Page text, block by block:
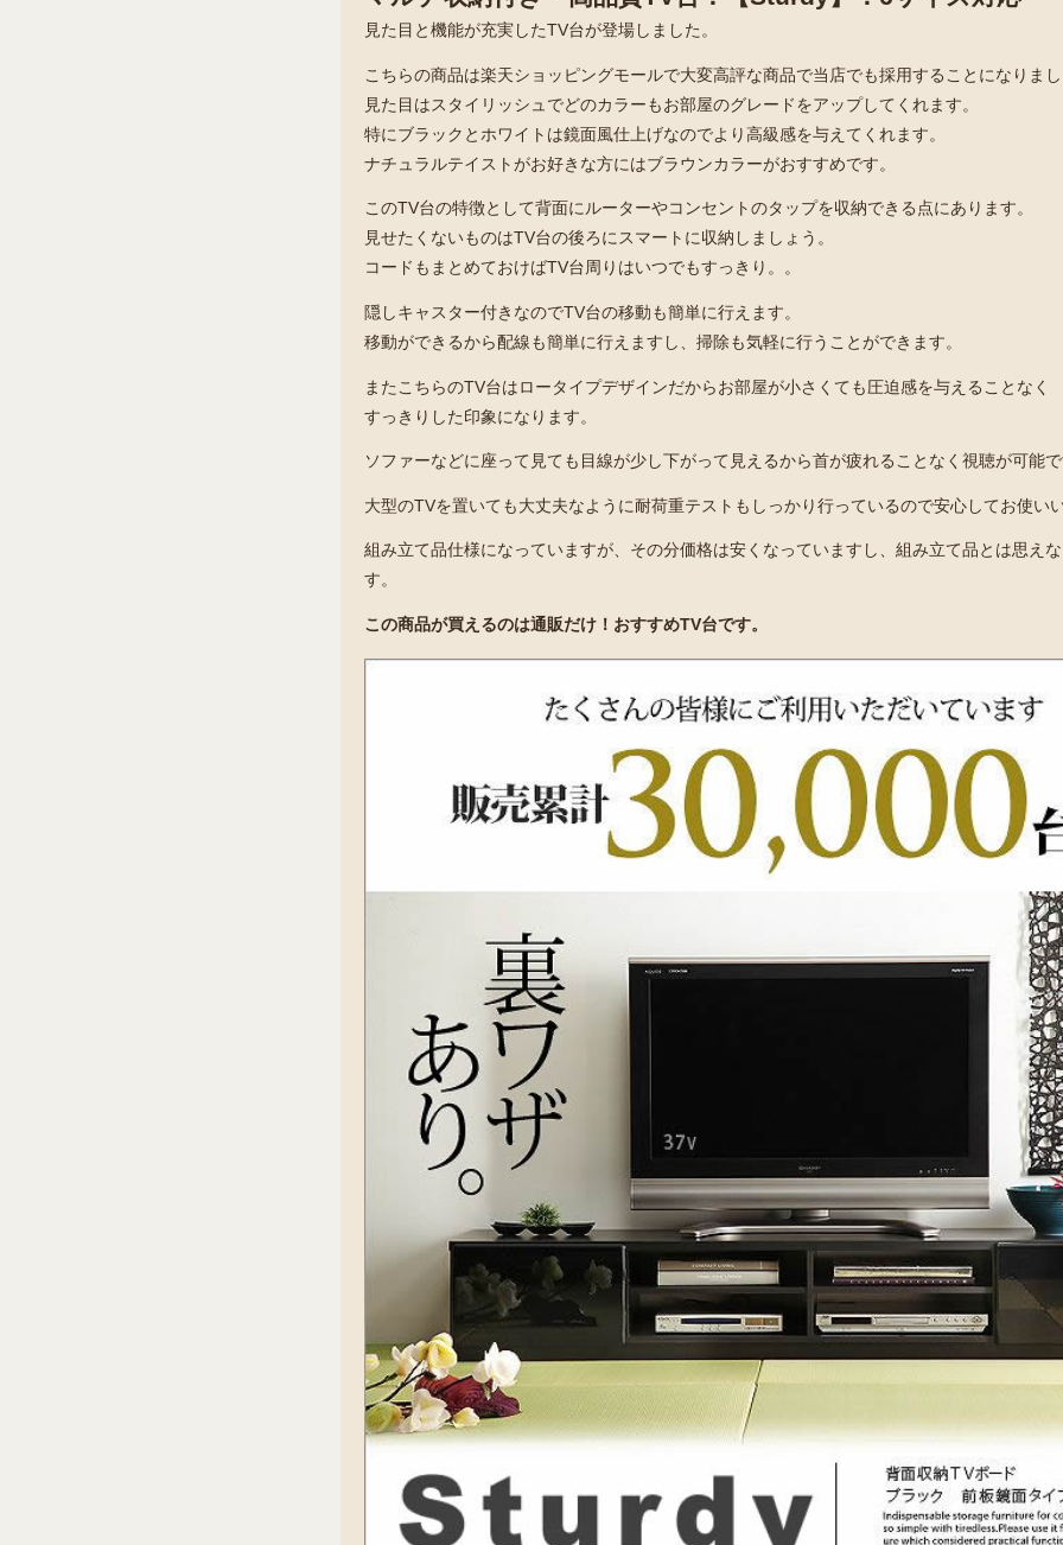
見た目と機能が充実したTV台が登場しました。
こちらの商品は楽天ショッピングモールで大変高評な商品で当店でも採用することになりま
見た目はスタイリッシュでどのカラーもお部屋のグレードをアップしてくれます。
特にブラックとホワイトは鏡面風仕上げなのでより高級感を与えてくれます。
ナチュラルテイストがお好きな方にはブラウンカラーがおすすめです。
このTV台の特徴として背面にルーターやコンセントのタップを収納できる点にあります。
見せたくないものはTV台の後ろにスマートに収納しましょう。
コードもまとめておけばTV台周りはいつでもすっきり。。
隠しキャスター付きなのでTV台の移動も簡単に行えます。
移動ができるから配線も簡単に行えますし、掃除も気軽に行うことができます。
またこちらのTV台はロータイプデザインだからお部屋が小さくても圧迫感を与えることなく
すっきりした印象になります。
ソファーなどに座って見ても目線が少し下がって見えるから首が疲れることなく視聴が可能
大型のTVを置いても大丈夫なように耐荷重テストもしっかり行っているので安心してお使い
組み立て品仕様になっていますが、その分価格は安くなっていますし、組み立て品とは思え
す。
この商品が買えるのは通販だけ！おすすめTV台です。